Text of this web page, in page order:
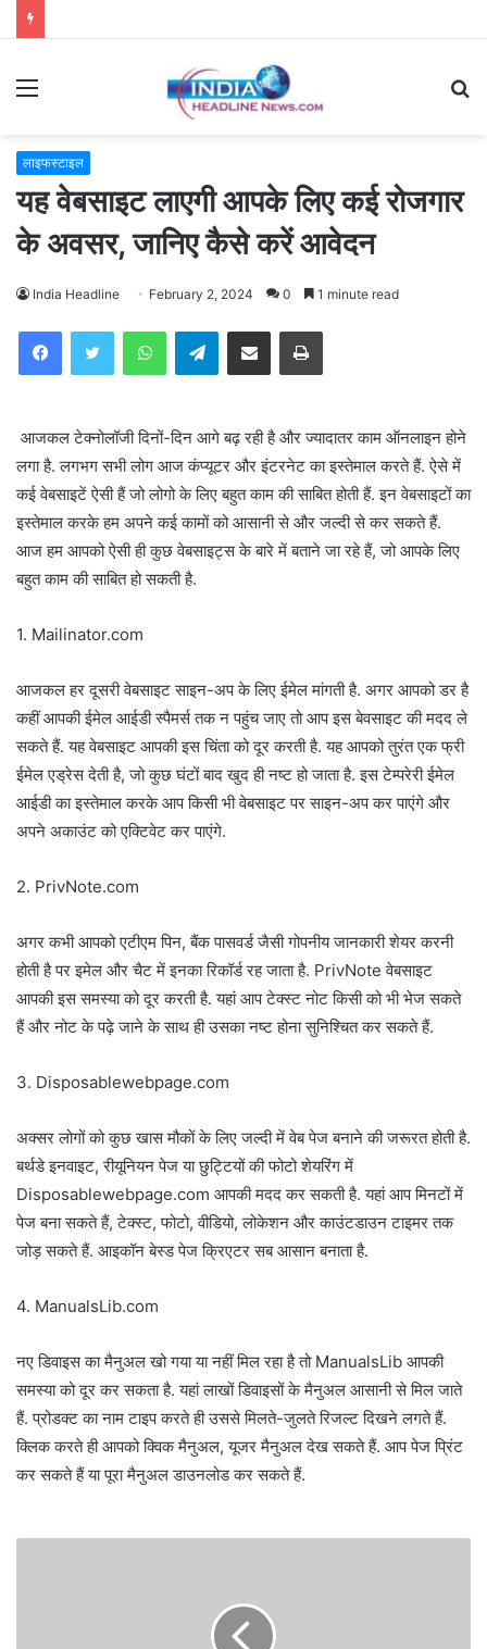
Menu
लाइफस्टाइल
यह वेबसाइट लाएगी आपके लिए कई रोजगार
के अवसर, जानिए कैसे करें आवेदन
India Headline February 2, 2024 0 1 minute read
WhatsAppTelegramShare via Email Print
आजकल टेक्नोलॉजी दिनों-दिन आगे बढ़ रही है और ज्यादातर काम ऑनलाइन होने
लगा है. लगभग सभी लोग आज कंप्यूटर और इंटरनेट का इस्तेमाल करते हैं. ऐसे में
कई वेबसाइटें ऐसी हैं जो लोगो के लिए बहुत काम की साबित होती हैं. इन वेबसाइटों का
इस्तेमाल करके हम अपने कई कामों को आसानी से और जल्दी से कर सकते हैं.
आज हम आपको ऐसी ही कुछ वेबसाइट्स के बारे में बताने जा रहे हैं, जो आपके लिए
बहुत काम की साबित हो सकती है.
1. Mailinator.com
आजकल हर दूसरी वेबसाइट साइन-अप के लिए ईमेल मांगती है. अगर आपको डर है
कहीं आपकी ईमेल आईडी स्पैमर्स तक न पहुंच जाए तो आप इस बेवसाइट की मदद ले
सकते हैं. यह वेबसाइट आपकी इस चिंता को दूर करती है. यह आपको तुरंत एक फ्री
ईमेल एड्रेस देती है, जो कुछ घंटों बाद खुद ही नष्ट हो जाता है. इस टेम्परेरी ईमेल
आईडी का इस्तेमाल करके आप किसी भी वेबसाइट पर साइन-अप कर पाएंगे और
अपने अकाउंट को एक्टिवेट कर पाएंगे.
2. PrivNote.com
अगर कभी आपको एटीएम पिन, बैंक पासवर्ड जैसी गोपनीय जानकारी शेयर करनी
होती है पर इमेल और चैट में इनका रिकॉर्ड रह जाता है. PrivNote वेबसाइट
आपकी इस समस्या को दूर करती है. यहां आप टेक्स्ट नोट किसी को भी भेज सकते
हैं और नोट के पढ़े जाने के साथ ही उसका नष्ट होना सुनिश्चित कर सकते हैं.
3. Disposablewebpage.com
अक्सर लोगों को कुछ खास मौकों के लिए जल्दी में वेब पेज बनाने की जरूरत होती है.
बर्थडे इनवाइट, रीयूनियन पेज या छुट्टियों की फोटो शेयरिंग में
Disposablewebpage.com आपकी मदद कर सकती है. यहां आप मिनटों में
पेज बना सकते हैं, टेक्स्ट, फोटो, वीडियो, लोकेशन और काउंटडाउन टाइमर तक
जोड़ सकते हैं. आइकॉन बेस्ड पेज क्रिएटर सब आसान बनाता है.
4. ManualsLib.com
नए डिवाइस का मैनुअल खो गया या नहीं मिल रहा है तो ManualsLib आपकी
समस्या को दूर कर सकता है. यहां लाखों डिवाइसों के मैनुअल आसानी से मिल जाते
हैं. प्रोडक्ट का नाम टाइप करते ही उससे मिलते-जुलते रिजल्ट दिखने लगते हैं.
क्लिक करते ही आपको क्विक मैनुअल, यूजर मैनुअल देख सकते हैं. आप पेज प्रिंट
कर सकते हैं या पूरा मैनुअल डाउनलोड कर सकते हैं.